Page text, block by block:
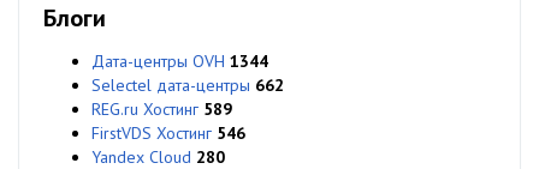
Блоги
Дата-центры OVH 1344
Selectel дата-центры 662
REG.ru Хостинг 589
FirstVDS Хостинг 546
Yandex Cloud 280